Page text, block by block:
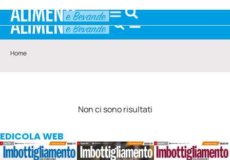
Home
Non ci sono risultati
EDICOLA WEB